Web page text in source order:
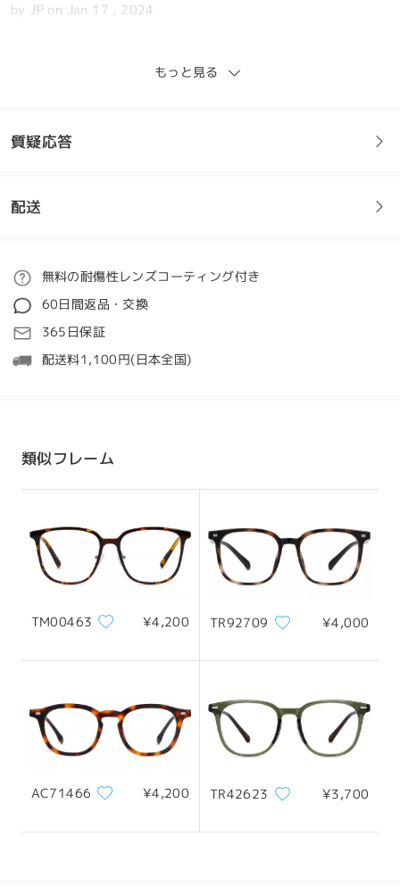
by JP on Jan 17 , 2024
愛くてオーバーサイズだけどシンプルなルックが欲し
かったのですが、Firmooは期待を裏切りませんでし
ームはそれを修正するために最大限の努力をしてくれ
by
全てのレビューを読む
レビューを書く
もっと見る
質疑応答
フレームについてご質問がある場合は、以下からお問い合わせく
質問する
配送
ご注文
処理時間
5-7営業日
詳細
配送時間
配送
無料の耐傷性レンズコーティング付き
60日間返品・交換
365日保証
配送料1,100円(日本全国)
類似フレーム
TM00463 ¥4,200 TR92709 ¥4,000
AC71466 ¥4,200 TR42623 ¥3,700